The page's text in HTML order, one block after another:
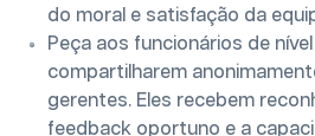
do moral e satisfação da
Peça aos funcionários de
compartilharem
gerentes. Eles recebem
feedback oportuno e a